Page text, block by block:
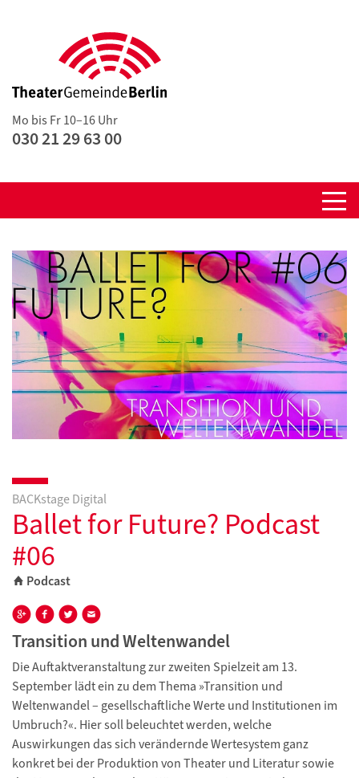
Mo bis Fr 10–16 Uhr
030 21 29 63 00
BACKstage Digital
Ballet for Future? Podcast
#06
Podcast
Transition und Weltenwandel
Die Auftaktveranstaltung zur zweiten Spielzeit am 13.
September lädt ein zu dem Thema »Transition und
Weltenwandel – gesellschaftliche Werte und Institutionen im
Umbruch?«. Hier soll beleuchtet werden, welche
Auswirkungen das sich verändernde Wertesystem ganz
konkret bei der Produktion von Theater und Literatur sowie